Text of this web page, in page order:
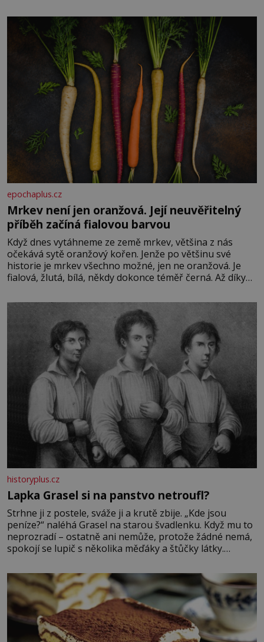
Je to opravdu tak, s věkem jako kdyby se paměť
rozhodla stávkovat. Cvičte
epochaplus.cz
Mrkev není jen oranžová. Její neuvěřitelný
příběh začíná fialovou barvou
Když dnes vytáhneme ze země mrkev, většina z nás
očekává sytě oranžový kořen. Jenže po většinu své
historie je mrkev všechno možné, jen ne oranžová. Je
fialová, žlutá, bílá, někdy dokonce téměř černá. Až díky
bez které si českou zahradu ani nedokážeme představit.
historyplus.cz
Lapka Grasel si na panstvo netroufl?
Strhne ji z postele, sváže ji a krutě zbije. „Kde jsou
peníze?“ naléhá Grasel na starou švadlenku. Když mu to
neprozradí – ostatně ani nemůže, protože žádné nemá,
spokojí se lupič s několika měďáky a štůčky látky.
krutý. Jeho činy budí hrůzu ještě dlouho po jeho smrti